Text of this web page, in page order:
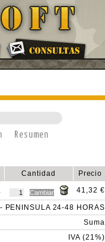
Resumen
Cantidad Precio
41,32 €
PENINSULA 24-48 HORAS
Suma
IVA (21%)